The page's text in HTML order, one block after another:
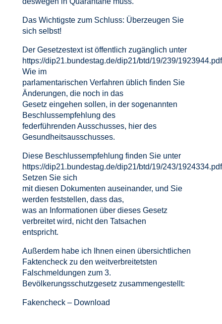
Das Wichtigste zum Schluss: Überzeugen Sie
sich selbst!
Der Gesetzestext ist öffentlich zugänglich unter
https://dip21.bundestag.de/dip21/btd/19/239/1923944.pdf
Wie im
parlamentarischen Verfahren üblich finden Sie
Änderungen, die noch in das
Gesetz eingehen sollen, in der sogenannten
Beschlussempfehlung des
federführenden Ausschusses, hier des
Gesundheitsausschusses.
Diese Beschlussempfehlung finden Sie unter
https://dip21.bundestag.de/dip21/btd/19/243/1924334.pdf
Setzen Sie sich
mit diesen Dokumenten auseinander, und Sie
werden feststellen, dass das,
was an Informationen über dieses Gesetz
verbreitet wird, nicht den Tatsachen
entspricht.
Außerdem habe ich Ihnen einen übersichtlichen
Faktencheck zu den weitverbreitetsten
Falschmeldungen zum 3.
Bevölkerungsschutzgesetz zusammengestellt:
Fakencheck – Download